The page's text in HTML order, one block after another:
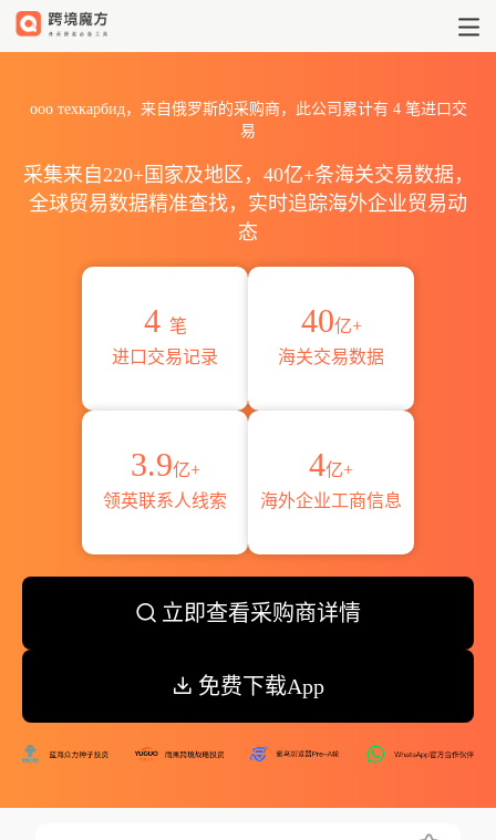
ооо техкарбид，来自俄罗斯的采购商，此公司累计有 4笔进口交
易
采集来自220+国家及地区，40亿+条海关交易数据，
全球贸易数据精准查找，实时追踪海外企业贸易动
态
4 笔
进口交易记录
40亿+
海关交易数据
3.9亿+
领英联系人线索
4亿+
海外企业工商信息
立即查看采购商详情
免费下载App